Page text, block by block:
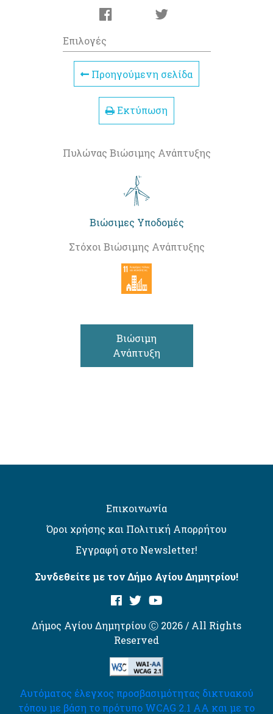
Επιλογές
Προηγούμενη σελίδα
Εκτύπωση
Πυλώνας Βιώσιμης Ανάπτυξης
Βιώσιμες Υποδομές
Στόχοι Βιώσιμης Ανάπτυξης
Βιώσιμη
Ανάπτυξη
Επικοινωνία
Όροι χρήσης και Πολιτική Απορρήτου
Εγγραφή στο Newsletter!
Συνδεθείτε με τον Δήμο Αγίου Δημητρίου!
Δήμος Αγίου Δημητρίου Ⓒ 2026 / All Rights
Reserved
Αυτόματος έλεγχος προσβασιμότητας δικτυακού
τόπου με βάση το πρότυπο WCAG 2.1 AA και με το